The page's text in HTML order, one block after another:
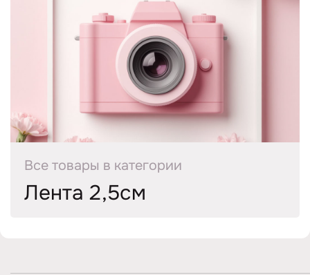
Все товары в категории
Лента 2,5см